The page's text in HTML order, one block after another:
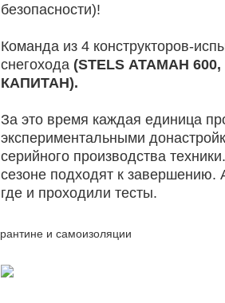
безопасности)!
Команда из 4 конструкторов-
снегохода (STELS АТАМАН 600,
КАПИТАН).
За это время каждая единица
экспериментальными
серийного производства
сезоне подходят к
где и проходили тесты.